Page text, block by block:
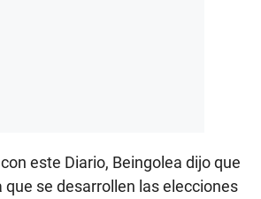
este Diario, Beingolea dijo que
que se desarrollen las elecciones